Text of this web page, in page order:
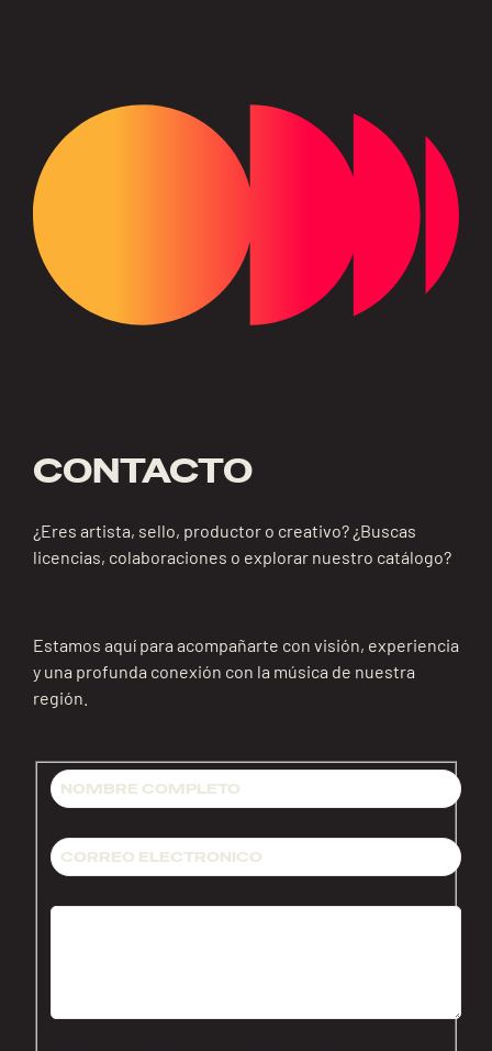
CONTACTO
¿Eres artista, sello, productor o creativo? ¿Buscas
licencias, colaboraciones o explorar nuestro catálogo?
Estamos aquí para acompañarte con visión, experiencia
y una profunda conexión con la música de nuestra
región.